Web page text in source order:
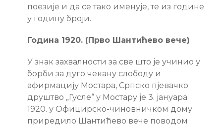
поезије и да се тако именује, те из године
у годину броји.
Година 1920. (Прво Шантићево вече)
У знак захвалности за све што је учинио у
борби за дуго чекану слободу и
афирмацију Мостара, Српско пјевачко
друштво „Гусле“ у Мостару је 3. јануара
1920. у Официрско-чиновничком дому
приредило Шантићево вече поводом